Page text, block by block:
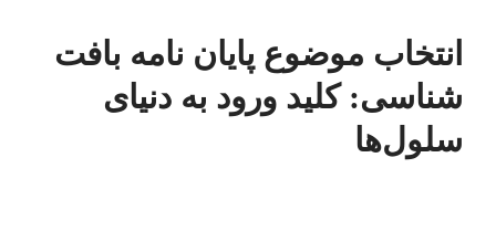
انتخاب موضوع پایان نامه بافت
شناسی: کلید ورود به دنیای
سلول‌ها